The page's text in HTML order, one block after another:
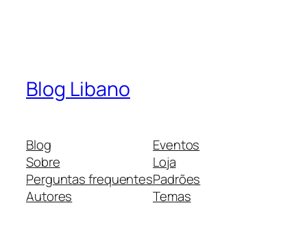
Blog Libano
Blog
Sobre
Perguntas frequentes
Autores
Eventos
Loja
Padrões
Temas